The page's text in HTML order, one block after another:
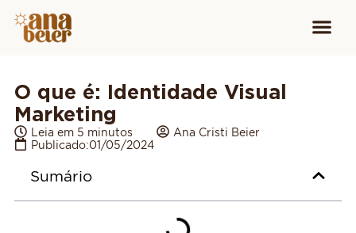
O que é: Identidade Visual
Marketing
Leia em 5 minutos
Ana Cristi Beier
Publicado:01/05/2024
Sumário